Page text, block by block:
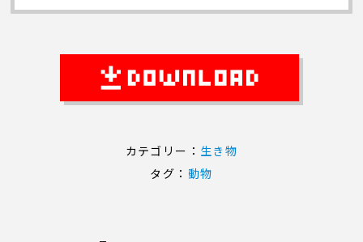
カテゴリー： 生き物
タグ： 動物